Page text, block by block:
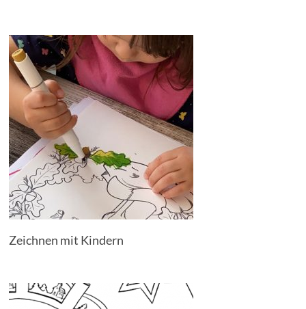
Zeichnen mit Kindern